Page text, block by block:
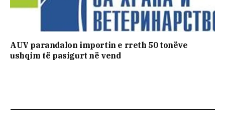
AUV parandalon importin e rreth 50 tonëve
ushqim të pasigurt në vend